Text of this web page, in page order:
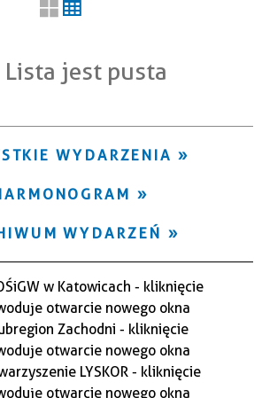
Lista jest pusta
WYDARZENIA
WYDARZEŃ